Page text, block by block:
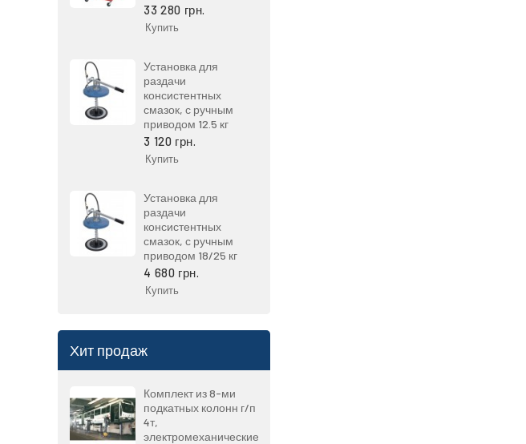
33 280 грн.
Купить
Установка для
раздачи
консистентных
смазок, с ручным
приводом 12.5 кг
3 120 грн.
Купить
Установка для
раздачи
консистентных
смазок, с ручным
приводом 18/25 кг
4 680 грн.
Купить
Хит продаж
Комплект из 8-ми
подкатных колонн г/п
4т,
электромеханические